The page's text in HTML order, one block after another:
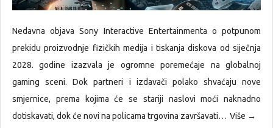
Nedavna objava Sony Interactive Entertainmenta o potpunom
prekidu proizvodnje fizičkih medija i tiskanja diskova od siječnja
2028. godine izazvala je ogromne poremećaje na globalnoj
gaming sceni. Dok partneri i izdavači polako shvaćaju nove
smjernice, prema kojima će se stariji naslovi moći naknadno
dotiskavati, dok će novi na policama trgovina završavati… Više →